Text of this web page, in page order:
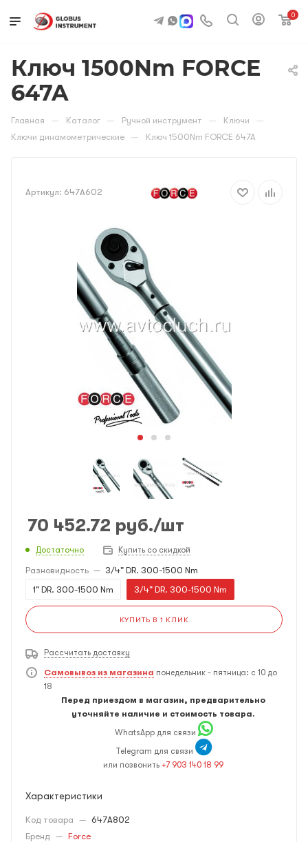
0
Ключ 1500Nm FORCE
647A
Главная — Каталог — Ручной инструмент — Ключи —
Ключи динамометрические — Ключ 1500Nm FORCE 647A
Артикул: 647A602
70 452.72 руб./шт
Достаточно Купить со скидкой
Разновидность — 3/4" DR. 300-1500 Nm
1" DR. 300-1500 Nm
3/4" DR. 300-1500 Nm
КУПИТЬ В 1 КЛИК
Рассчитать доставку
Самовывоз из магазина понедельник - пятница: с 10 до
18
Перед приездом в магазин, предварительно
уточняйте наличие и стоимость товара.
WhatsApp для связи
Telegram для связи
или позвонить +7 903 140 18 99
Характеристики
Код товара — 647A802
Бренд — Force